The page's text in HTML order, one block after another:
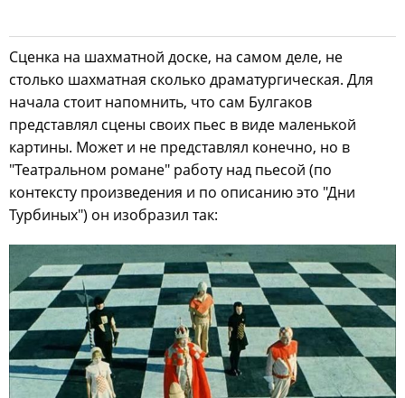
Сценка на шахматной доске, на самом деле, не
столько шахматная сколько драматургическая. Для
начала стоит напомнить, что сам Булгаков
представлял сцены своих пьес в виде маленькой
картины. Может и не представлял конечно, но в
"Театральном романе" работу над пьесой (по
контексту произведения и по описанию это "Дни
Турбиных") он изобразил так: